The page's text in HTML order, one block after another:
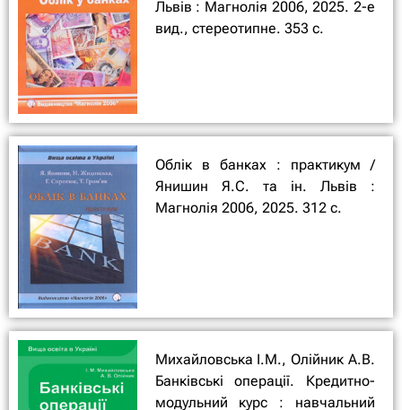
Львів : Магнолія 2006, 2025. 2-е
вид., стереотипне. 353 с.
Облік в банках : практикум /
Янишин Я.С. та ін. Львів :
Магнолія 2006, 2025. 312 с.
Михайловська І.М., Олійник А.В.
Банківські операції. Кредитно-
модульний курс : навчальний